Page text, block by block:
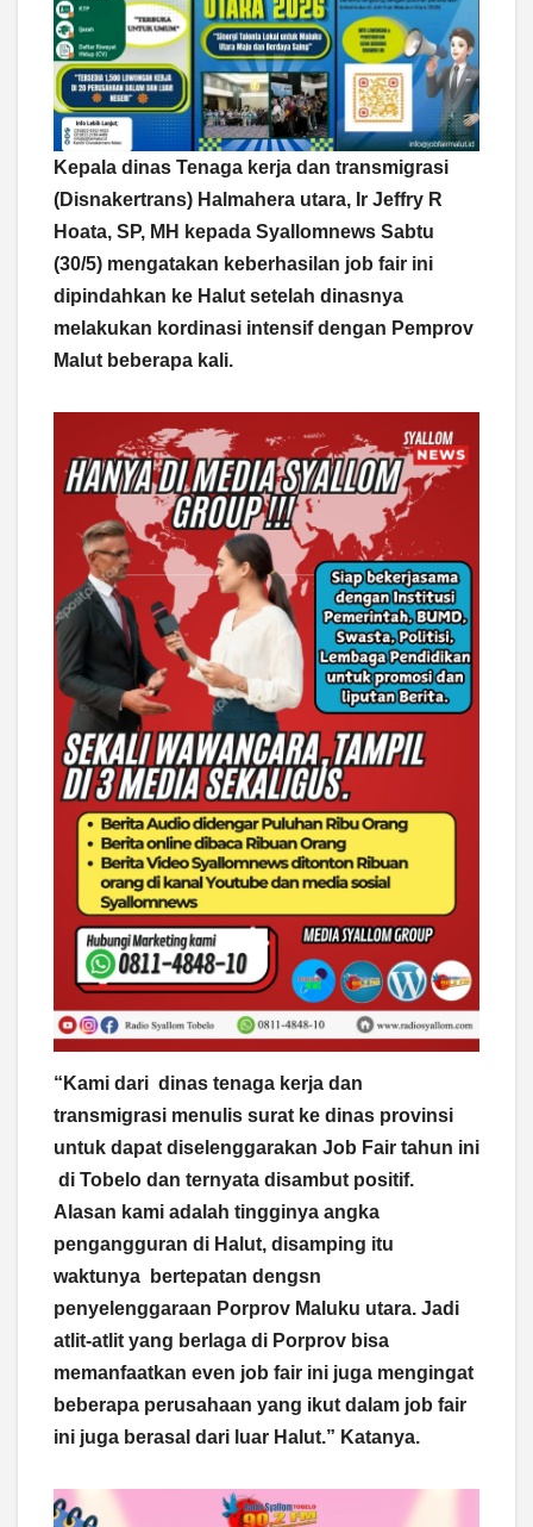
Kepala dinas Tenaga kerja dan transmigrasi
(Disnakertrans) Halmahera utara, Ir Jeffry R
Hoata, SP, MH kepada Syallomnews Sabtu
(30/5) mengatakan keberhasilan job fair ini
dipindahkan ke Halut setelah dinasnya
melakukan kordinasi intensif dengan Pemprov
Malut beberapa kali.
“Kami dari dinas tenaga kerja dan
transmigrasi menulis surat ke dinas provinsi
untuk dapat diselenggarakan Job Fair tahun ini
di Tobelo dan ternyata disambut positif.
Alasan kami adalah tingginya angka
pengangguran di Halut, disamping itu
waktunya bertepatan dengsn
penyelenggaraan Porprov Maluku utara. Jadi
atlit-atlit yang berlaga di Porprov bisa
memanfaatkan even job fair ini juga mengingat
beberapa perusahaan yang ikut dalam job fair
ini juga berasal dari luar Halut.” Katanya.